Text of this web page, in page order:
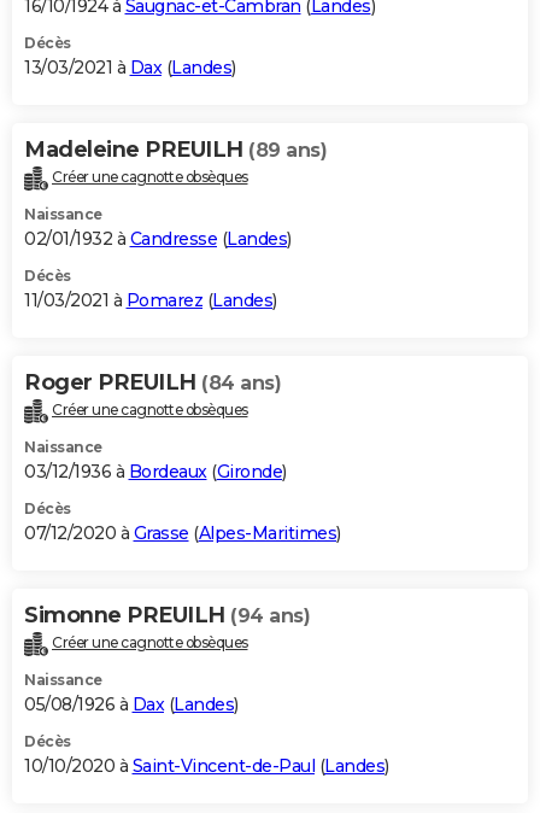
16/10/1924 à Saugnac-et-Cambran ( Landes)
Décès
13/03/2021 à Dax(Landes)
Madeleine PREUILH (89 ans)
Créer une cagnotte obsèques
Naissance
02/01/1932 à Candresse (Landes)
Décès
11/03/2021 à Pomarez (Landes)
Roger PREUILH (84 ans)
Créer une cagnotte obsèques
Naissance
03/12/1936 à Bordeaux(Gironde)
Décès
07/12/2020 à Grasse (Alpes-Maritimes)
Simonne PREUILH (94 ans)
Créer une cagnotte obsèques
Naissance
05/08/1926 à Dax(Landes)
Décès
10/10/2020 à Saint-Vincent-de-Paul (Landes)